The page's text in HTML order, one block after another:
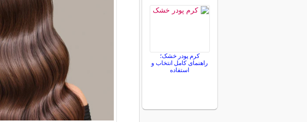
کرم پودر خشک؛
راهنمای کامل انتخاب و
استفاده